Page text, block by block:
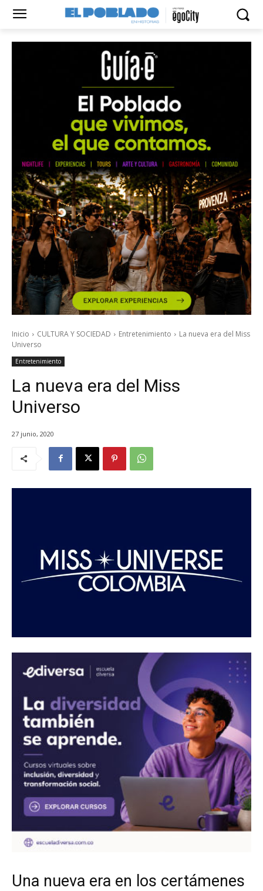
Inicio CULTURA Y SOCIEDAD Entretenimiento
La nueva era del Miss
Universo
Entretenimiento
La nueva era del Miss
Universo
27 junio, 2020
Una nueva era en los certámenes